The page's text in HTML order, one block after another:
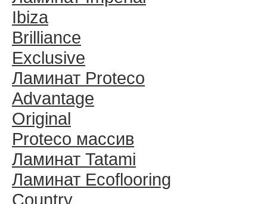
Ibiza
Brilliance
Exclusive
Ламинат Proteco
Advantage
Original
Proteco массив
Ламинат Tatami
Ламинат Ecoflooring
Country